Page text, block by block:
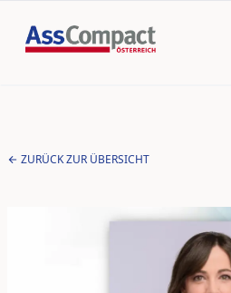
ZURÜCK ZUR ÜBERSICHT